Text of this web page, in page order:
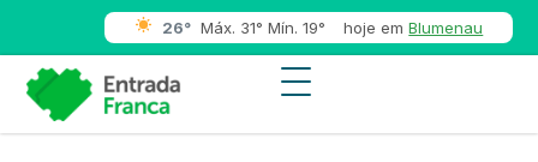
26° Máx. 31° Mín. 19° hoje em Blumenau